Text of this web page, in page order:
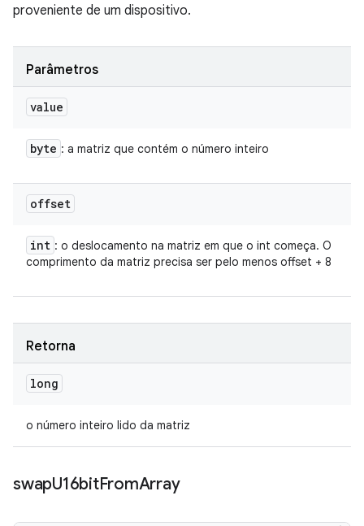
proveniente de um dispositivo.
Parâmetros
value
byte : a matriz que contém o número inteiro
offset
int : o deslocamento na matriz em que o int começa. O
comprimento da matriz precisa ser pelo menos offset + 8
Retorna
long
o número inteiro lido da matriz
swapU16bitFromArray